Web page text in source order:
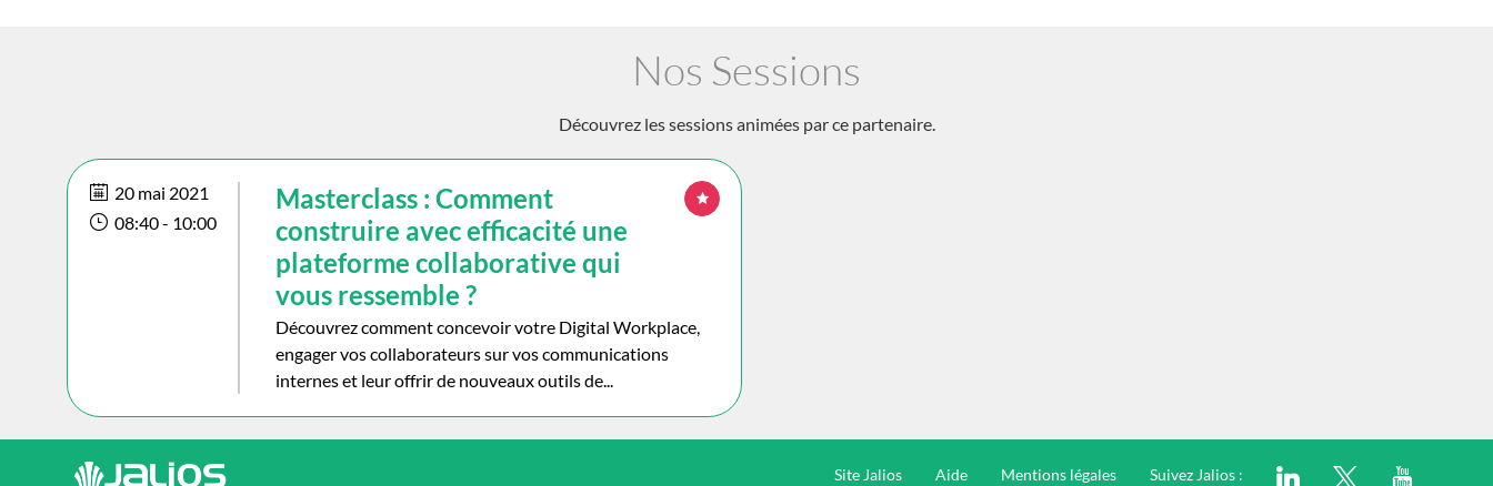
Nos Sessions
Découvrez les sessions animées par ce partenaire.
20 mai 2021
08:40 - 10:00
Masterclass : Comment
construire avec efficacité une
plateforme collaborative qui
vous ressemble ?
Découvrez comment concevoir votre Digital Workplace,
engager vos collaborateurs sur vos communications
internes et leur offrir de nouveaux outils de...
Site Jalios Aide Mentions légales Suivez Jalios :